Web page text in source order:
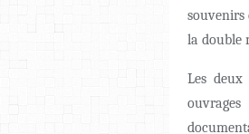
souvenirs
la double
Les
ouvrages